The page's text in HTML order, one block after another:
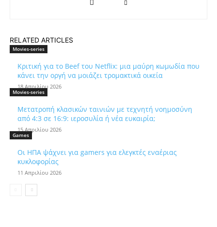
RELATED ARTICLES
Movies-series
Κριτική για το Beef του Netflix: μια μαύρη κωμωδία που
κάνει την οργή να μοιάζει τρομακτικά οικεία
18 Απριλίου 2026
Movies-series
Μετατροπή κλασικών ταινιών με τεχνητή νοημοσύνη
από 4:3 σε 16:9: ιεροσυλία ή νέα ευκαιρία;
15 Απριλίου 2026
Games
Οι ΗΠΑ ψάχνει για gamers για ελεγκτές εναέριας
κυκλοφορίας
11 Απριλίου 2026